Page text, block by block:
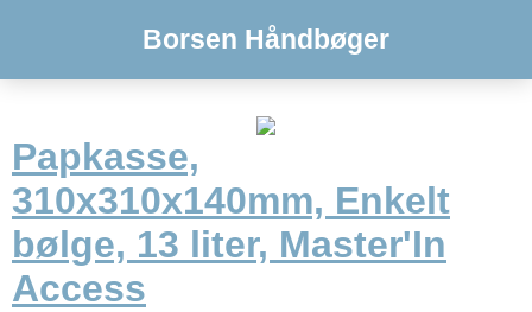
Borsen Håndbøger
Papkasse,
310x310x140mm, Enkelt
bølge, 13 liter, Master'In
Access